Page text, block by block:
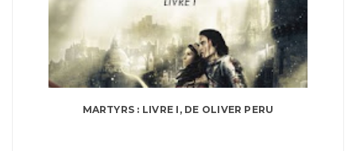
MARTYRS : LIVRE I, DE OLIVER PERU